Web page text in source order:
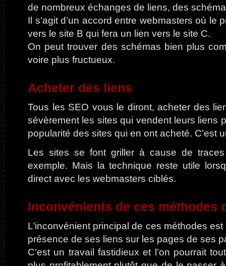
de nombreux échanges de liens, des
Il s’agit d’un accord entre webmasters où le
vers le site B qui fera un lien vers le site C.
On peut trouver des schémas bien plus
voire plus fructueux.
Acheter des liens
Tous les SEO vous le diront, acheter des
sévèrement les sites qui vendent leurs liens
popularité des sites qui en ont acheté. C’est
Les sites se font griller à cause de
exemple. Mais la technique reste utile
direct avec les webmasters ciblés.
Inconvénients de ces méthodes
L’inconvénient principal de ces méthodes
présence de ses liens sur les pages de ses
C’est un travail fastidieux et l’on pourrait